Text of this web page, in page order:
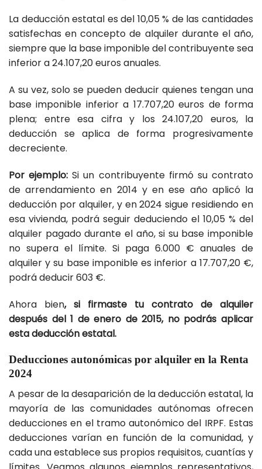
La deducción estatal es del 10,05 % de las cantidades
satisfechas en concepto de alquiler durante el año,
siempre que la base imponible del contribuyente sea
inferior a 24.107,20 euros anuales.
A su vez, solo se pueden deducir quienes tengan una
base imponible inferior a 17.707,20 euros de forma
plena; entre esa cifra y los 24.107,20 euros, la
deducción se aplica de forma progresivamente
decreciente.
Por ejemplo:Si un contribuyente firmó su contrato
de arrendamiento en 2014 y en ese año aplicó la
deducción por alquiler, y en 2024 sigue residiendo en
esa vivienda, podrá seguir deduciendo el 10,05 % del
alquiler pagado durante el año, si su base imponible
no supera el límite. Si paga 6.000 € anuales de
alquiler y su base imponible es inferior a 17.707,20 €,
podrá deducir 603 €.
Ahora bien, si firmaste tu contrato de alquiler
después del 1 de enero de 2015, no podrás aplicar
esta deducción estatal.
Deducciones autonómicas por alquiler en la Renta
2024
A pesar de la desaparición de la deducción estatal, la
mayoría de las comunidades autónomas ofrecen
deducciones en el tramo autonómico del IRPF. Estas
deducciones varían en función de la comunidad, y
cada una establece sus propios requisitos, cuantías y